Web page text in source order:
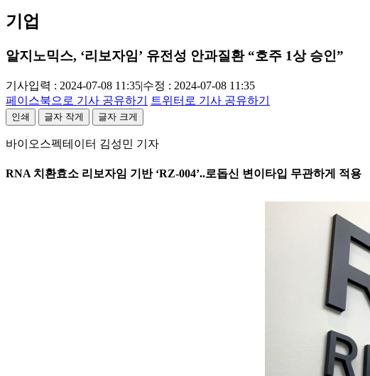
기업
알지노믹스, ‘리보자임’ 유전성 안과질환 “호주 1상 승인”
기사입력 : 2024-07-08 11:35|수정 : 2024-07-08 11:35
페이스북으로 기사 공유하기
트위터로 기사 공유하기
인쇄 글자 작게 글자 크게
바이오스펙테이터 김성민 기자
RNA 치환효소 리보자임 기반 ‘RZ-004’..로돕신 변이타입 무관하게 적용